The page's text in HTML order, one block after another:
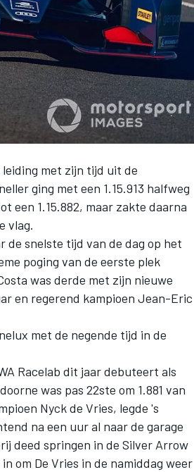
met zijn tijd uit de
ging met een 1.15.913 halfweg
een 1.15.882, maar zakte daarna
vlag.
de snelste tijd van de dag op het
poging van de eerste plek
was derde met zijn nieuwe
en regerend kampioen Jean-Eric
met de negende tijd in de
Racelab dit jaar debuteert als
was pas 22ste om 1.881 van
Nyck de Vries, legde 's
na een uur al naar de garage
deed springen in de Silver Arrow
om De Vries in de namiddag weer